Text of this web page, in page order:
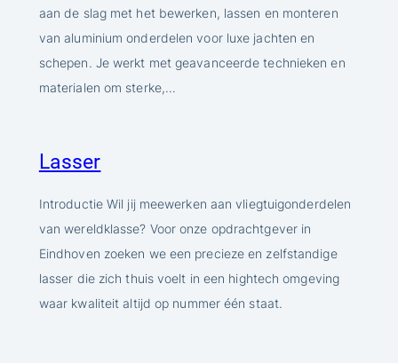
aan de slag met het bewerken, lassen en monteren
van aluminium onderdelen voor luxe jachten en
schepen. Je werkt met geavanceerde technieken en
materialen om sterke,…
Lasser
Introductie Wil jij meewerken aan vliegtuigonderdelen
van wereldklasse? Voor onze opdrachtgever in
Eindhoven zoeken we een precieze en zelfstandige
lasser die zich thuis voelt in een hightech omgeving
waar kwaliteit altijd op nummer één staat.